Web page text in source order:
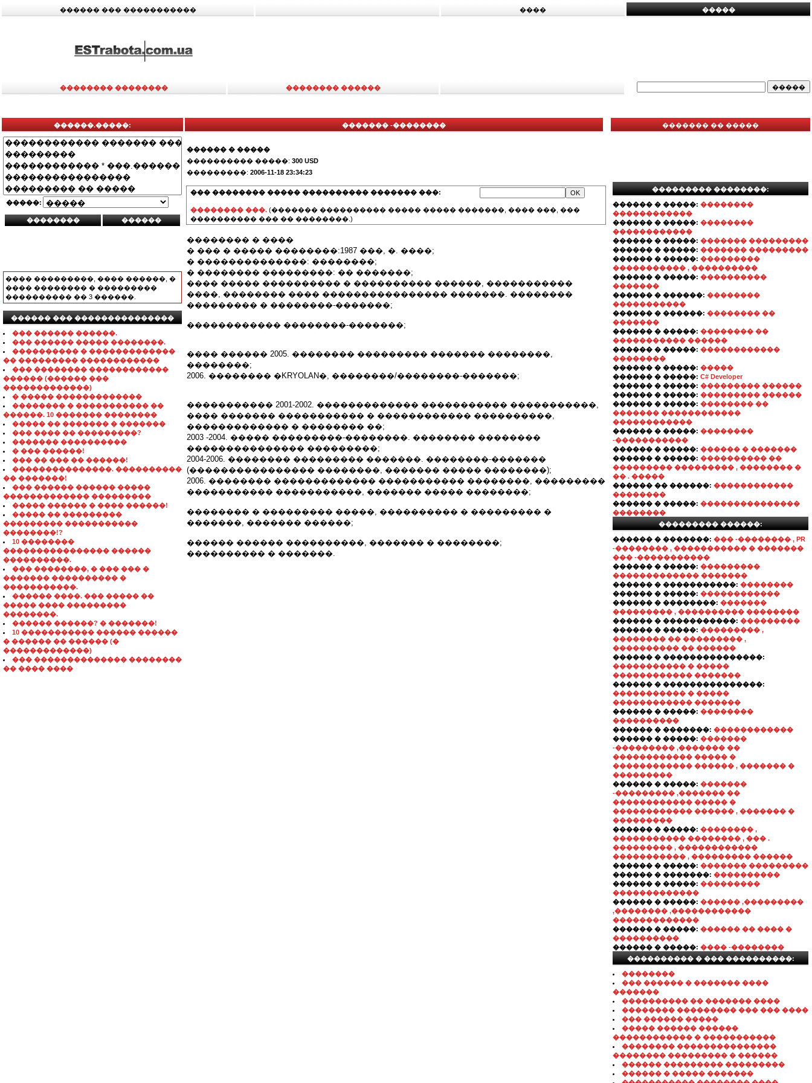
������ ��� ����������� ���� �����
�������� �������� �������� ������
������.�����:
�����:
���� ���������, ���� ������, �
���� �������� � ���������
���������� �� 3 ������.
������ ��� ���������������
��� ������ ������.
��� ������ ����� ��������.
���������� � �������������
�� ��������� ������������
��� �������� ������������
������ (������ ���
�������������)
� ����� �������������
�������� � ����������� ��
������. 10 ������� ��������
����� �� ������� � �������
��� ���� �� ���������?
������� ����������
� ��� ������!
��� �� ��� �� ������!
���������������. ����������
�� �������!
��� ������ ������ �����
������������� ���������
����� ������ � ���� ������!
����� �� ���������
��������� �����������
��������!?
10 ��������
���������������� ������
����������.
��� ��������, � ��� ��� �
������� ���������� �
�����������.
������ ����. ��� ����� ��
����� ���� ���������
��������.
������ ������? � �������!
10 ����������� ������ ������
� ������ �� ������ (�
�������������)
��� �������������� ��������
�� ���� ����
������� -��������
������ � �����
���������� �����: 300 USD
���������: 2006-11-18 23:34:23
��� �������� ����� ���������� ������� ���:
�������� ���. (������� ���������� ����� ����� �������, ���� ���, ���
���������� ��� �� ��������.)
�������� � ����
� ��� � ����� ��������:1987 ���, �. ����;
� ��������������: ��������;
� �������� ���������: �� �������;
���� ����� ���������� � ���������� ������, �����������
����, �������� ���� ���������������� �������. ��������
��������� � ��������-�������;
������������ ��������-�������;
���� ������ 2005. �������� ��������� ������� ��������,
��������;
2006. �������� �KRYOLAN�, ��������/��������-�������;
����������� 2001-2002. ������������� ����������� �����������,
���� ������� ����������� � ������������ ����������,
������������� � �������� ��;
2003 -2004. ����� ���������-��������. �������� ��������
��������������� ���������;
2004-2006. �������� ��������� �������. ��������-�������
(���������������� ��������, ������� ����� ��������);
2006. �������� ������������� ����������� ��������, ���������
����������� �����������, ������� ����� ��������;
�������� � ��������� �����, ���������� � ��������� �
�������, ������� ������;
������ ������ ����������, ������� � ��������;
���������� � �������.
������� �� �����
��������� ��������:
������ � �����: ��������
������������
������ � �����: ��������
������������
������ � �����: ������� ���������
������ � �����: ������� ���������
������ � �����: ���������
����������� , ����������
������ � �����: ����������
�������
������ � ������: ��������
�����������
������ � ������: �������� ��
�������
������ � �����: �������� ��
����������� ������
������ � �����: ������������
��������
������ � �����: �����
������ � �����: C# Developer
������ � �����: ��������� ������
������ � �����: ��������� ������
������ � �����: �������� ��
������� ������������
������������
������ � �����: ��������
-�����������
������ � �����: ������ � �������
������ � �����: ���������� ��
��������� ��������� , �������� �
�� . �����
������ �� ������: ������������
��������
������ � �����: ���������������
��������
��������� ������:
������ � �������: ��� -�������� , PR
-�������� , ����������� � �������
��� -�����������
������ � �����: ���������
������������� �������
������ � �����������: ��������
������ � �����: ������������
������ � ��������: �������
��������� , ���������� ��������
������ � �����������: ���������
������ � �����: ��������� ,
�������� �� ��������� ,
���������� �� ������
������ � ���������������:
����������� � �����
������������ �������
������ � ���������������:
����������� � �����
������������ �������
������ � �����: ��������
����������
������ � �������: ������������
������ � �����: �������
-��������� ,������� ��
������������ ����� �
������������ ������ , ������� �
���������
������ � �����: �������
-��������� ,������� ��
������������ ����� �
������������ ������ , ������� �
���������
������ � �����: �������� ,
����������� �������� , ��� .
��������� , ������������
����������� , ��������� ������
������ � �����: ������� ���������
������ � �������: ����������
������ � �����: ���������
�������������
������ � �����: ������ ,���������
,�������� ,������������
�������������
������ � �����: ������ �� ���� �
����������
������ � �����: ���� -��������
���������� � ��� ����������:
��������
��� ������ � ������� ����
�������
���������� �� ������� ����
�������� ��������� ��� ��� ����
��� ������ �����
����� ������ ������
������������ � �����������
�������� ���������������
�������� ��������� � ������
������ ��������� ���������
������ � ����� �������